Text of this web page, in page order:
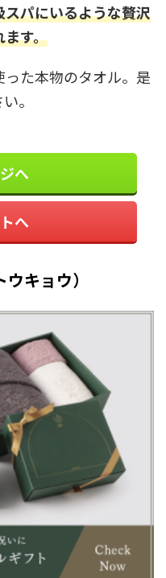
パにいるような贅沢
す。
た本物のタオル。是
。
へ
へ
キョウ）